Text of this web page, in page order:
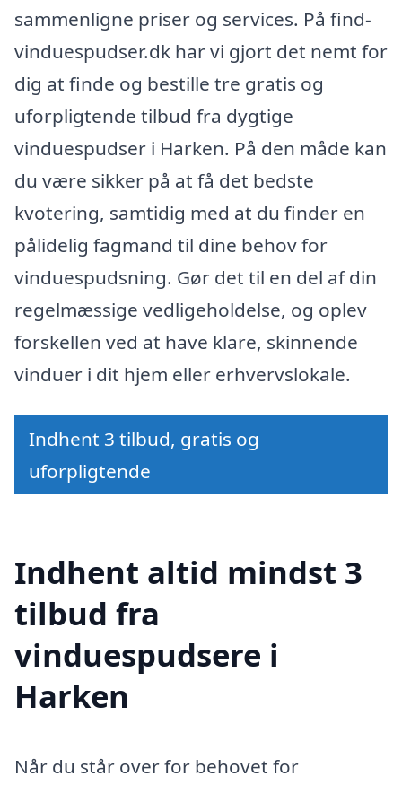
sammenligne priser og services. På find-
vinduespudser.dk har vi gjort det nemt for
dig at finde og bestille tre gratis og
uforpligtende tilbud fra dygtige
vinduespudser i Harken. På den måde kan
du være sikker på at få det bedste
kvotering, samtidig med at du finder en
pålidelig fagmand til dine behov for
vinduespudsning. Gør det til en del af din
regelmæssige vedligeholdelse, og oplev
forskellen ved at have klare, skinnende
vinduer i dit hjem eller erhvervslokale.
Indhent 3 tilbud, gratis og
uforpligtende
Indhent altid mindst 3
tilbud fra
vinduespudsere i
Harken
Når du står over for behovet for